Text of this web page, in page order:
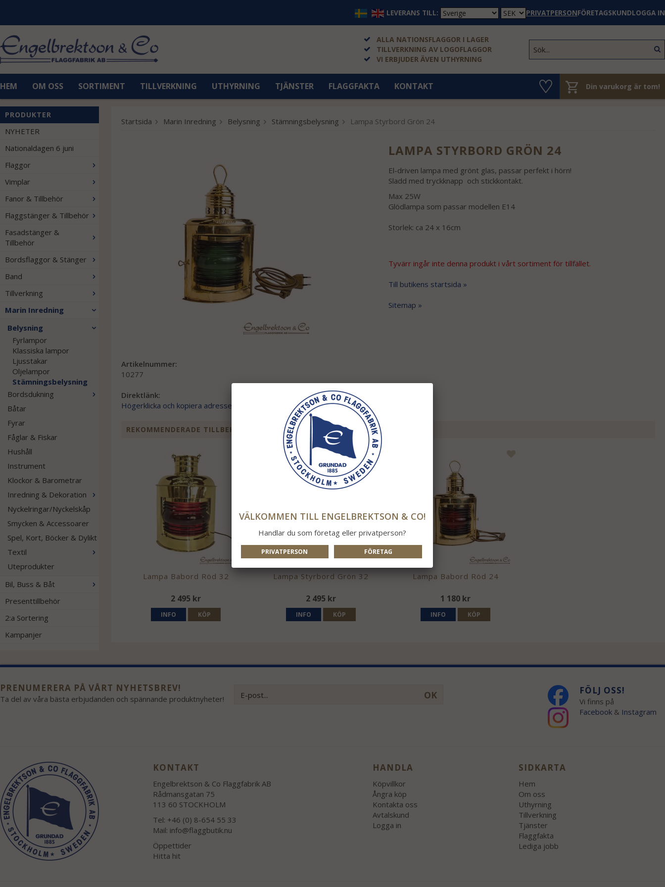
LEVERANS TILL: PRIVATPERSONFÖRETAGSKUNDLOGGA IN
ALLA NATIONSFLAGGOR I LAGER
TILLVERKNING AV LOGOFLAGGOR
VI ERBJUDER ÄVEN UTHYRNING
HEM OM OSS SORTIMENT TILLVERKNING UTHYRNING TJÄNSTER FLAGGFAKTA KONTAKT Din varukorg är tom!
PRODUKTER
NYHETER
Nationaldagen 6 juni
Flaggor
Vimplar
Fanor & Tillbehör
Flaggstänger & Tillbehör
Fasadstänger &
Tillbehör
Bordsflaggor & Stänger
Band
Tillverkning
Marin Inredning
Belysning
Fyrlampor
Klassiska lampor
Ljusstakar
Oljelampor
Stämningsbelysning
Bordsdukning
Båtar
Fyrar
Fåglar & Fiskar
Hushåll
Instrument
Klockor & Barometrar
Inredning & Dekoration
Nyckelringar/Nyckelskåp
Smycken & Accessoarer
Spel, Kort, Böcker & Dylikt
Textil
Uteprodukter
Bil, Buss & Båt
Presenttillbehör
2:a Sortering
Kampanjer
Startsida Marin Inredning Belysning Stämningsbelysning Lampa Styrbord Grön 24
LAMPA STYRBORD GRÖN 24
El-driven lampa med grönt glas, passar perfekt i hörn!
Sladd med tryckknapp och stickkontakt.
Max 25W
Glödlampa som passar modellen E14
Storlek: ca 24 x 16cm
Tyvärr ingår inte denna produkt i vårt sortiment för tillfället.
Till butikens startsida »
Sitemap »
Artikelnummer:
10277
Direktlänk:
Högerklicka och kopiera adressen
REKOMMENDERADE TILLBEHÖR TILL DENNA PRODUKT
Lampa Babord Röd 32
2 495 kr
INFO KÖP
Lampa Styrbord Grön 32
2 495 kr
INFO KÖP
Lampa Babord Röd 24
1 180 kr
INFO KÖP
PRENUMERERA PÅ VÅRT NYHETSBREV!
Ta del av våra bästa erbjudanden och spännande produktnyheter! OK FÖLJ OSS!
Vi finns på
Facebook & Instagram
KONTAKT
Engelbrektson & Co Flaggfabrik AB
Rådmansgatan 75
113 60 STOCKHOLM
Tel: +46 (0) 8-654 55 33
Mail: info@flaggbutik.nu
Öppettider
Hitta hit
HANDLA
Köpvillkor
Ångra köp
Kontakta oss
Avtalskund
Logga in
SIDKARTA
Hem
Om oss
Uthyrning
Tillverkning
Tjänster
Flaggfakta
Lediga jobb
VÄLKOMMEN TILL ENGELBREKTSON & CO!
Handlar du som företag eller privatperson?
PRIVATPERSON FÖRETAG